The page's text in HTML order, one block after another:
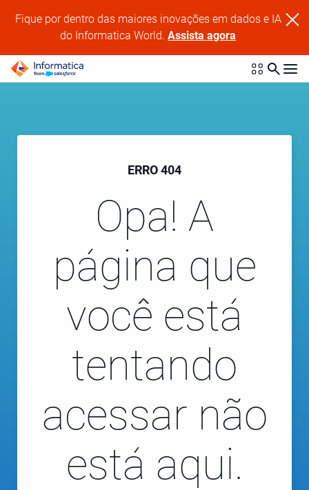
Fique por dentro das maiores inovações em dados e IA
do Informatica World.Assista agora
ERRO 404
Opa! A
página que
você está
tentando
acessar não
está aqui.